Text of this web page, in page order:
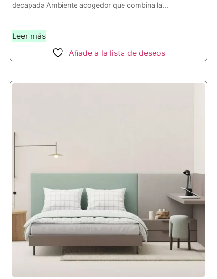
decapada Ambiente acogedor que combina la...
Leer más
Añade a la lista de deseos